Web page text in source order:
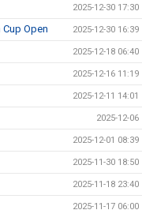
2025-12-30 17:30
Open 2025-12-30 16:39
2025-12-18 06:40
2025-12-16 11:19
2025-12-11 14:01
2025-12-06
2025-12-01 08:39
2025-11-30 18:50
2025-11-18 23:40
2025-11-17 06:00